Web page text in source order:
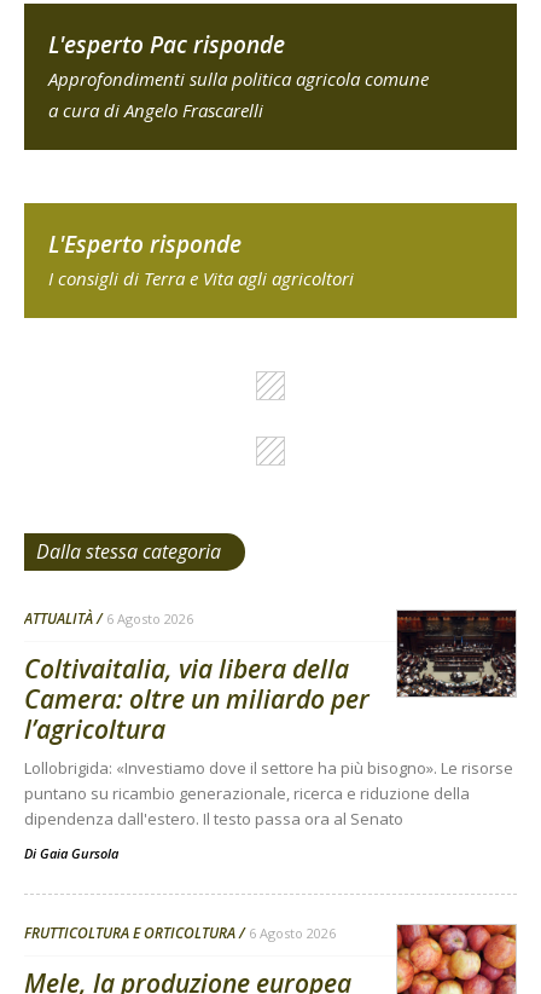
L'esperto Pac risponde
Approfondimenti sulla politica agricola comune
a cura di Angelo Frascarelli
L'Esperto risponde
I consigli di Terra e Vita agli agricoltori
Dalla stessa categoria
ATTUALITÀ 6 Agosto 2026
Coltivaitalia, via libera della
Camera: oltre un miliardo per
l’agricoltura
Lollobrigida: «Investiamo dove il settore ha più bisogno». Le risorse
puntano su ricambio generazionale, ricerca e riduzione della
dipendenza dall'estero. Il testo passa ora al Senato
Di Gaia Gursola
FRUTTICOLTURA E ORTICOLTURA 6 Agosto 2026
Mele, la produzione europea